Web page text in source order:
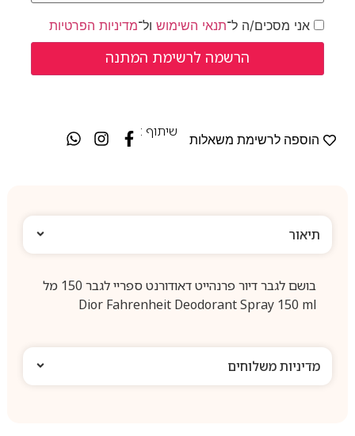
אני מסכים/ה ל־תנאי השימושול־מדיניות הפרטיות
הוספה לרשימת משאלות
שיתוף :
תיאור
בושם לגבר דיור פרנהייט דאודורנט ספריי לגבר 150 מל
Dior Fahrenheit Deodorant Spray 150 ml
מדיניות משלוחים